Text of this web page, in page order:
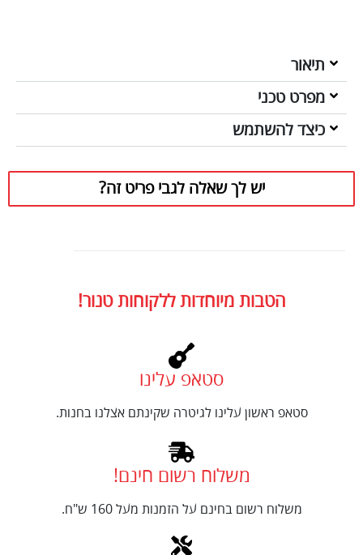
תיאור
מפרט טכני
כיצד להשתמש
יש לך שאלה לגבי פריט זה?
הטבות מיוחדות ללקוחות טנור!
סטאפ עלינו
סטאפ ראשון עלינו לגיטרה שקינתם אצלנו בחנות.
משלוח רשום חינם!
משלוח רשום בחינם על הזמנות מעל 160 ש"ח.